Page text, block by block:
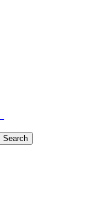
Search